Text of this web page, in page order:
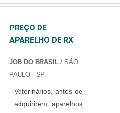
veterinário, entre
Hospitais; Clínicas.
Existem dois tipos de
equipamentos de
serviços que
porque, como o
próprio nome sugere,
Dessa forma, evita
que os animais
PREÇO DE
APARELHO DE RX
JOB DO BRASIL / SÃO
PAULO - SP
Veterinários, antes de
adquirirem aparelhos